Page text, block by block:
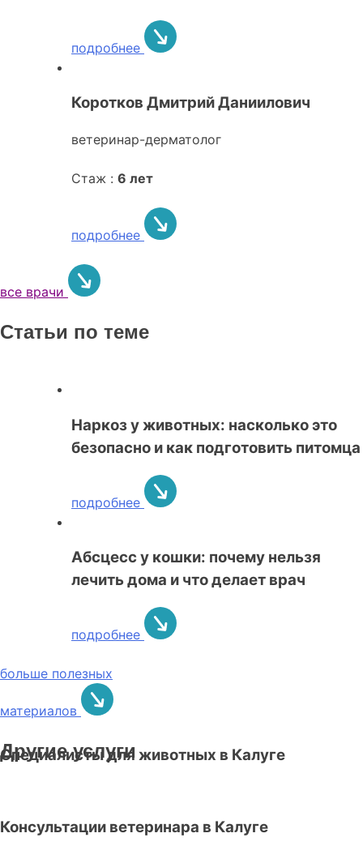
подробнее
Коротков Дмитрий Даниилович
ветеринар-дерматолог
Стаж : 6 лет
подробнее
все врачи
Статьи по теме
Наркоз у животных: насколько это
безопасно и как подготовить питомца
подробнее
Абсцесс у кошки: почему нельзя
лечить дома и что делает врач
подробнее
больше полезных
материалов
Другие услуги
Специалисты для животных в Калуге
Консультации ветеринара в Калуге